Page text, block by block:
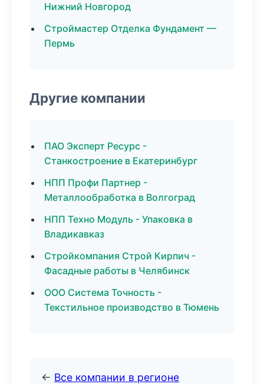
Нижний Новгород
Строймастер Отделка Фундамент —
Пермь
Другие компании
ПАО Эксперт Ресурс -
Станкостроение в Екатеринбург
НПП Профи Партнер -
Металлообработка в Волгоград
НПП Техно Модуль - Упаковка в
Владикавказ
Стройкомпания Строй Кирпич -
Фасадные работы в Челябинск
ООО Система Точность -
Текстильное производство в Тюмень
← Все компании в регионе